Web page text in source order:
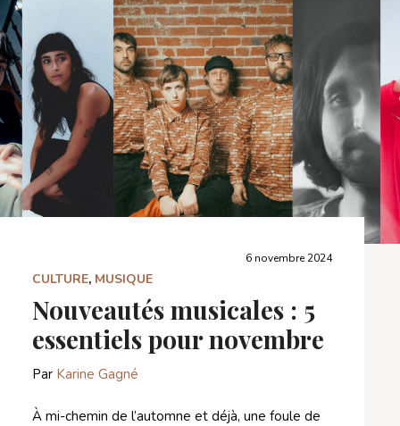
6 novembre 2024
CULTURE, MUSIQUE
Nouveautés musicales : 5
essentiels pour novembre
Par Karine Gagné
À mi-chemin de l’automne et déjà, une foule de